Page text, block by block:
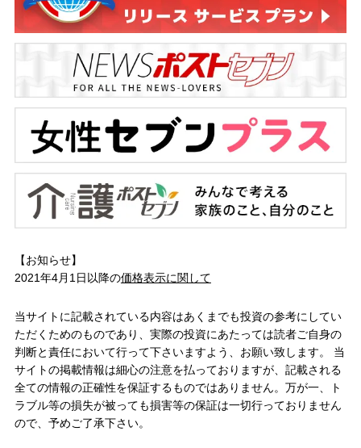
【お知らせ】
2021年4月1日以降の価格表示に関して
当サイトに記載されている内容はあくまでも投資の参考にしてい
ただくためのものであり、実際の投資にあたっては読者ご自身の
判断と責任において行って下さいますよう、お願い致します。 当
サイトの掲載情報は細心の注意を払っておりますが、記載される
全ての情報の正確性を保証するものではありません。万が一、ト
ラブル等の損失が被っても損害等の保証は一切行っておりません
ので、予めご了承下さい。